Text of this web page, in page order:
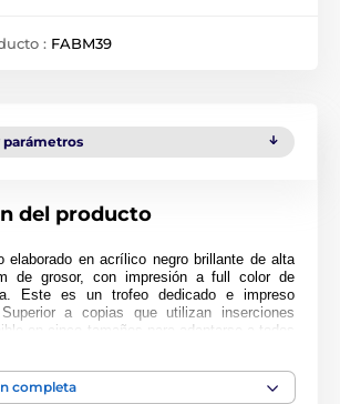
: FABM39
parámetros
del producto
elaborado en acrílico negro brillante de alta
de grosor, con impresión a full color de
Este es un trofeo dedicado e impreso
a copias que utilizan inserciones
en cinco tamaños para adaptarse a todos
incluir una placa adhesiva de grabado
el texto de su elección. Por favor, siga los
completa